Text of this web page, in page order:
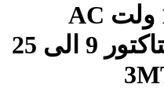
بوبین کنتاکتور 110 ولت AC
زیمنس مناسب کنتاکتور 9 الی 25